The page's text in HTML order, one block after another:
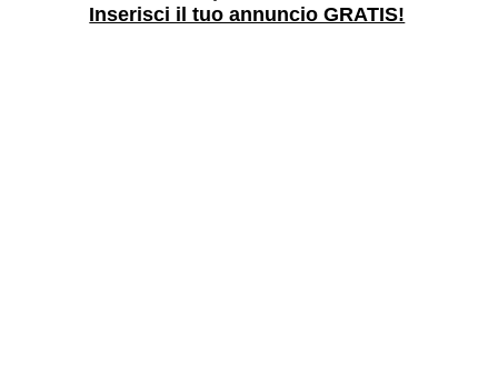
Inserisci il tuo annuncio GRATIS!